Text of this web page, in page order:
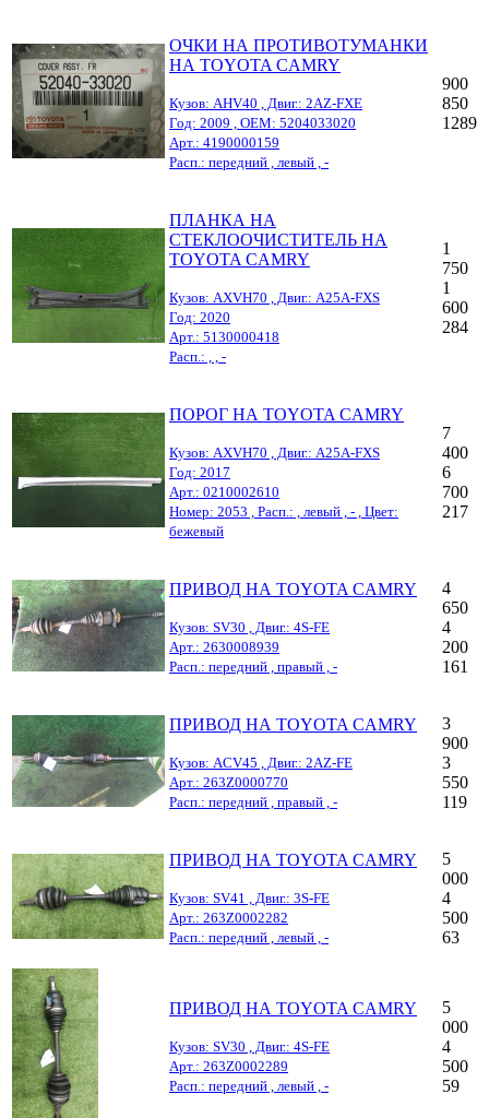
ОЧКИ НА ПРОТИВОТУМАНКИ
НА TOYOTA CAMRY
Кузов: AHV40 , Двиг.: 2AZ-FXE
Год: 2009 , OEM: 5204033020
Арт.: 4190000159
Расп.: передний , левый , -
900
850
1289
ПЛАНКА НА
СТЕКЛООЧИСТИТЕЛЬ НА
TOYOTA CAMRY
Кузов: AXVH70 , Двиг.: A25A-FXS
Год: 2020
Арт.: 5130000418
Расп.: , , -
1
750
1
600
284
ПОРОГ НА TOYOTA CAMRY
Кузов: AXVH70 , Двиг.: A25A-FXS
Год: 2017
Арт.: 0210002610
Номер: 2053 , Расп.: , левый , - , Цвет:
бежевый
7
400
6
700
217
ПРИВОД НА TOYOTA CAMRY
Кузов: SV30 , Двиг.: 4S-FE
Арт.: 2630008939
Расп.: передний , правый , -
4
650
4
200
161
ПРИВОД НА TOYOTA CAMRY
Кузов: ACV45 , Двиг.: 2AZ-FE
Арт.: 263Z0000770
Расп.: передний , правый , -
3
900
3
550
119
ПРИВОД НА TOYOTA CAMRY
Кузов: SV41 , Двиг.: 3S-FE
Арт.: 263Z0002282
Расп.: передний , левый , -
5
000
4
500
63
ПРИВОД НА TOYOTA CAMRY
Кузов: SV30 , Двиг.: 4S-FE
Арт.: 263Z0002289
Расп.: передний , левый , -
5
000
4
500
59